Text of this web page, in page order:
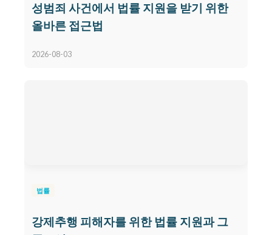
성범죄 사건에서 법률 지원을 받기 위한
올바른 접근법
2026-08-03
법률
강제추행 피해자를 위한 법률 지원과 그